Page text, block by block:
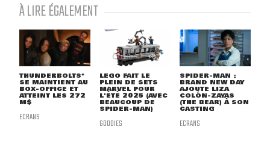
À LIRE ÉGALEMENT
THUNDERBOLTS*
SE MAINTIENT AU
BOX-OFFICE ET
ATTEINT LES 272
M$
ECRANS
LEGO FAIT LE
PLEIN DE SETS
MARVEL POUR
L'ÉTÉ 2025 (AVEC
BEAUCOUP DE
SPIDER-MAN)
GOODIES
SPIDER-MAN :
BRAND NEW DAY
AJOUTE LIZA
COLÓN-ZAYAS
(THE BEAR) À SON
CASTING
ECRANS